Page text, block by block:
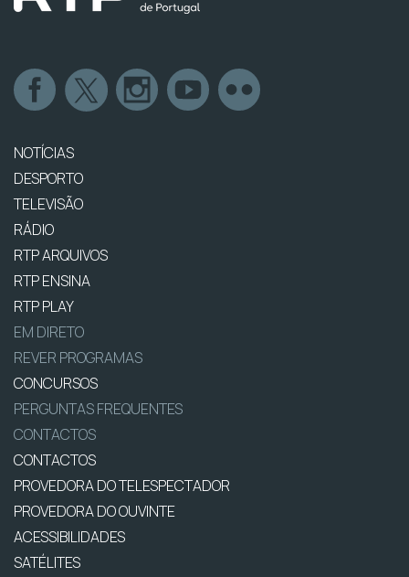
NOTÍCIAS
DESPORTO
TELEVISÃO
RÁDIO
RTP ARQUIVOS
RTP ENSINA
RTP PLAY
EM DIRETO
REVER PROGRAMAS
CONCURSOS
PERGUNTAS FREQUENTES
CONTACTOS
CONTACTOS
PROVEDORA DO TELESPECTADOR
PROVEDORA DO OUVINTE
ACESSIBILIDADES
SATÉLITES